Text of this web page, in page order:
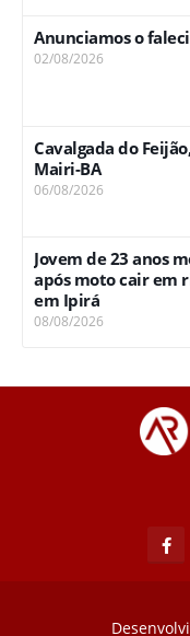
Anunciamos o
02/08/2026
Cavalgada do
Mairi-BA
06/08/2026
Jovem de 23 anos
após moto cair em
em Ipirá
08/08/2026